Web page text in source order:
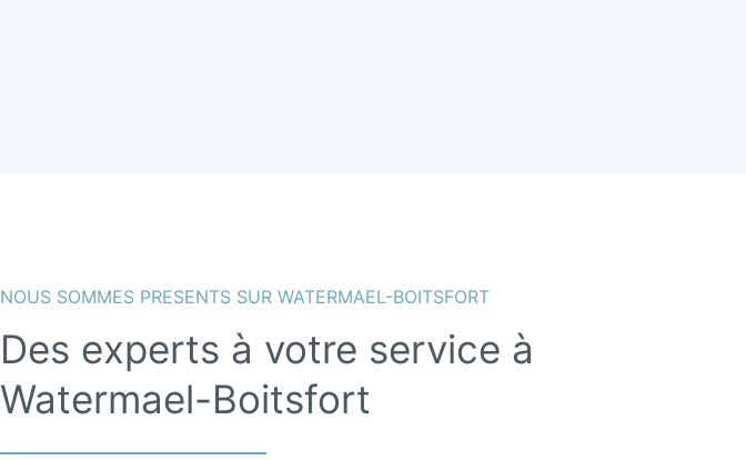
NOUS SOMMES PRESENTS SUR WATERMAEL-BOITSFORT
Des experts à votre service à
Watermael-Boitsfort